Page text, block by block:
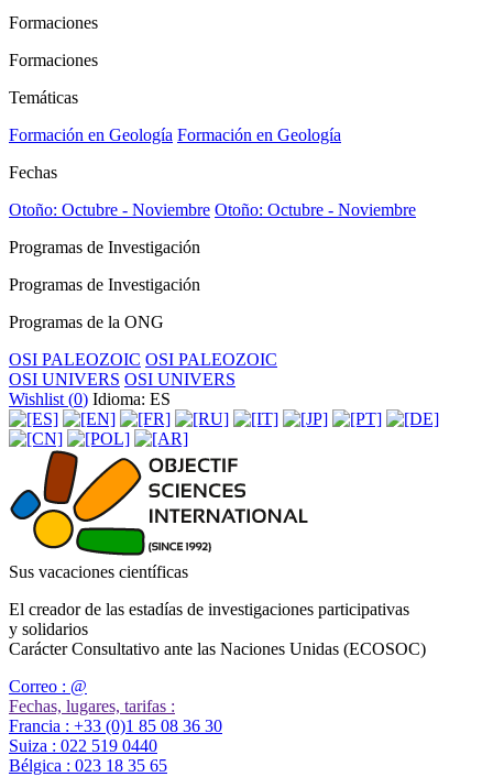
Formaciones
Formaciones
Temáticas
Formación en Geología Formación en Geología
Fechas
Otoño: Octubre - Noviembre Otoño: Octubre - Noviembre
Programas de Investigación
Programas de Investigación
Programas de la ONG
OSI PALEOZOIC OSI PALEOZOIC
OSI UNIVERS OSI UNIVERS
Wishlist (0) Idioma: ES
Sus vacaciones científicas
El creador de las estadías de investigaciones participativas
y solidarios
Carácter Consultativo ante las Naciones Unidas (ECOSOC)
Correo : @
Fechas, lugares, tarifas :
Francia : +33 (0)1 85 08 36 30
Suiza : 022 519 0440
Bélgica : 023 18 35 65